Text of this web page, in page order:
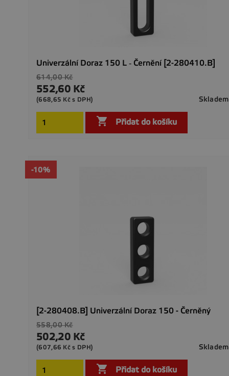
Univerzální Doraz 150 L ‐ Černění [2-280410.B]
Běžná
cena
614,00 Kč
Cena
552,60 Kč
Skladem
(668,65 Kč s DPH)
 Přidat do košíku
[2-280408.B] Univerzální Doraz 150 - Černěný
Běžná
cena
558,00 Kč
-10%
Cena
502,20 Kč
Skladem
(607,66 Kč s DPH)
 Přidat do košíku